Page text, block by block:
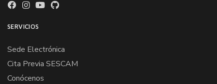
SERVICIOS
Sede Electrónica
Cita Previa SESCAM
Conócenos